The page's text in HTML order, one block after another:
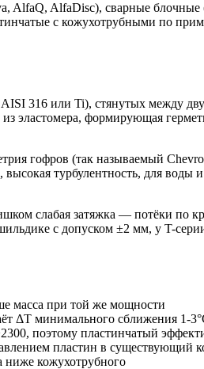
AlfaQ, AlfaDisc), сварные
с кожухотрубными по
316 или Ti), стянутых между
эластомера, формирующая
гофров (так называемый
турбулентность, для воды
слабая затяжка — потёки по
с допуском ±2 мм, у T-
масса при той же мощности
ΔT минимального сближения 1-
поэтому пластинчатый
пластин в существующий
ниже кожухотрубного